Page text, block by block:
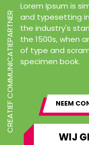
CREATIEF COMMUNICATIEPARTNER
Lorem Ipsum is
and typesetting
the industry's
the 1500s, when
of type and
specimen book.
NEEM
WIJ